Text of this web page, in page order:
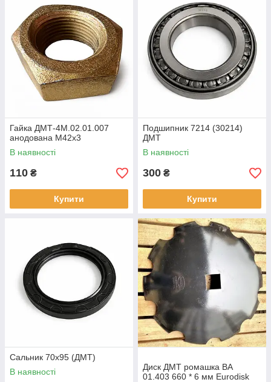
Гайка ДМТ-4М.02.01.007
анодована М42х3
В наявності
110 ₴
Купити
Подшипник 7214 (30214)
ДМТ
В наявності
300 ₴
Купити
Сальник 70х95 (ДМТ)
В наявності
Диск ДМТ ромашка ВА
01.403 660 * 6 мм Eurodisk